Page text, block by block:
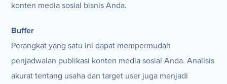
konten media sosial bisnis Anda.
Buffer
Perangkat yang satu ini dapat mempermudah
penjadwalan publikasi konten media sosial Anda. Analisis
akurat tentang usaha dan target user juga menjadi